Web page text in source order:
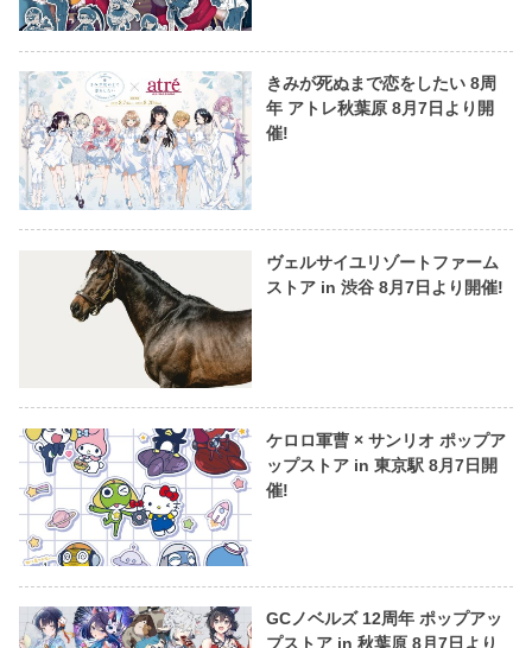
きみが死ぬまで恋をしたい 8周
年 アトレ秋葉原 8月7日より開
催!
ヴェルサイユリゾートファーム
ストア in 渋谷 8月7日より開催!
ケロロ軍曹 × サンリオ ポップア
ップストア in 東京駅 8月7日開
催!
GCノベルズ 12周年 ポップアッ
プストア in 秋葉原 8月7日より